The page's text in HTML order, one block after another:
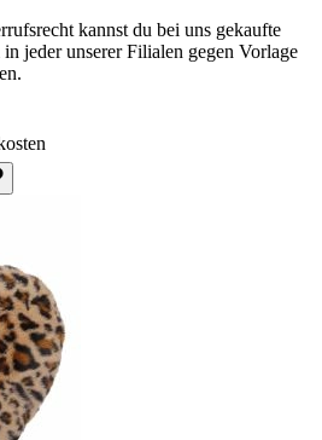
kannst du bei uns gekaufte
jeder unserer Filialen gegen Vorlage